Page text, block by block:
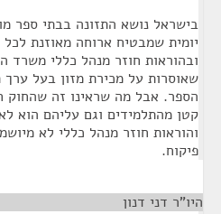
בישראל נושא התזונה בבתי ספר
יומית שמבטיח ארוחה מאוזנת לכל
שאוסרות על מכירת מזון בעל ערך
הספר. אבל מה שראינו זה
קטן מהתלמידים וגם עליהם הוא
והוראות חוזר מנהל כללי לא
פיקוח.
היו"ר דני דנון